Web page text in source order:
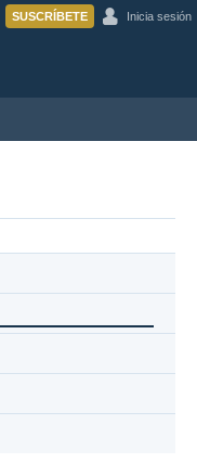
SUSCRÍBETE Inicia sesión